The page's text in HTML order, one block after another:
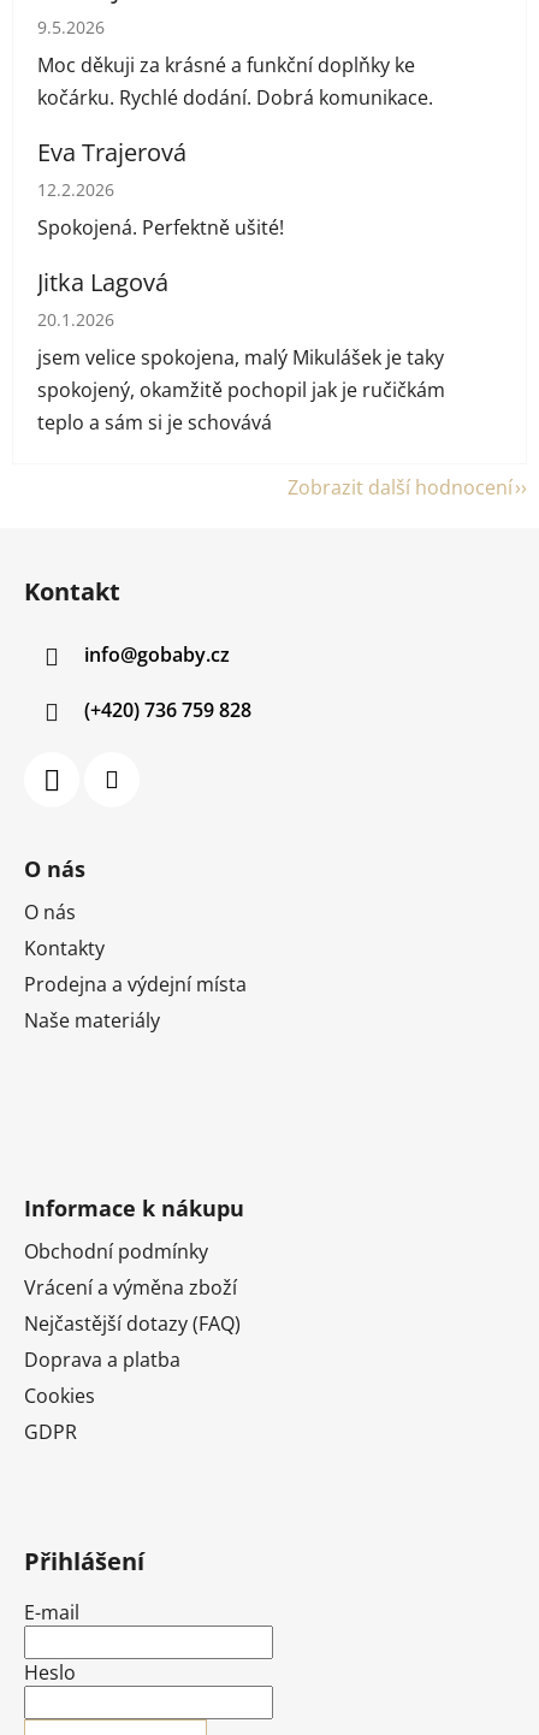
Hodnocení obchodu je 5 z 5 hvězdiček.
9.5.2026
Moc děkuji za krásné a funkční doplňky ke
kočárku. Rychlé dodání. Dobrá komunikace.
Eva Trajerová
Hodnocení obchodu je 5 z 5 hvězdiček.
12.2.2026
Spokojená. Perfektně ušité!
Jitka Lagová
Hodnocení obchodu je 5 z 5 hvězdiček.
20.1.2026
jsem velice spokojena, malý Mikulášek je taky
spokojený, okamžitě pochopil jak je ručičkám
teplo a sám si je schovává
Zobrazit další hodnocení
Kontakt
info@gobaby.cz
(+420) 736 759 828
O nás
O nás
Kontakty
Prodejna a výdejní místa
Naše materiály
Informace k nákupu
Obchodní podmínky
Vrácení a výměna zboží
Nejčastější dotazy (FAQ)
Doprava a platba
Cookies
GDPR
Přihlášení
E-mail
Heslo